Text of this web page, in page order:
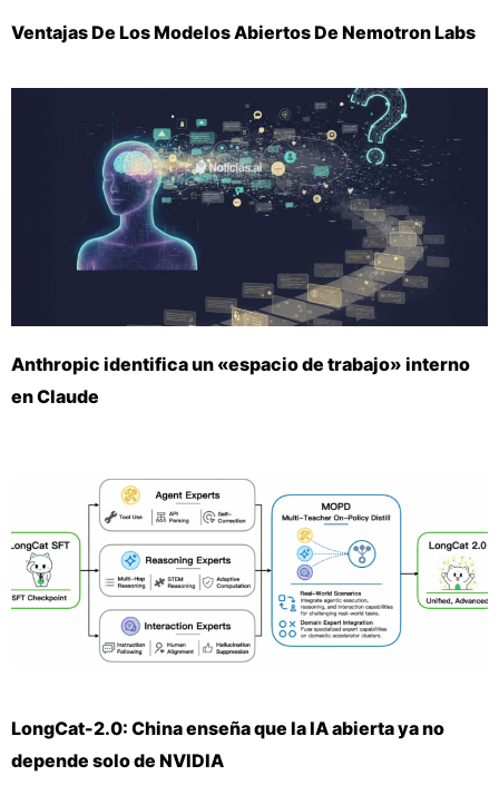
Ventajas De Los Modelos Abiertos De Nemotron Labs
Anthropic identifica un «espacio de trabajo» interno
en Claude
LongCat-2.0: China enseña que la IA abierta ya no
depende solo de NVIDIA